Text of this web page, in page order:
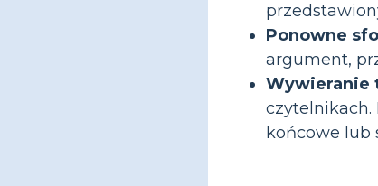
Ponowne
argument,
Wywieranie
czytelnikach.
końcowe lub